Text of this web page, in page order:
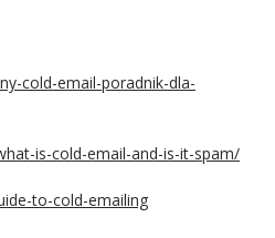
cold-email-poradnik-dla-
is-cold-email-and-is-it-spam/
to-cold-emailing